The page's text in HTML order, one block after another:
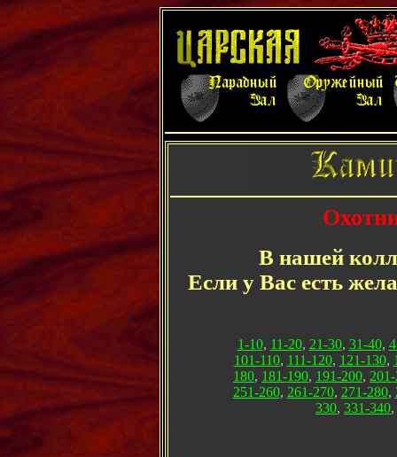
В нашей
Если у Вас есть
1-10, 11-20, 21-30, 31-40,
101-110, 111-120, 121-130,
180, 181-190, 191-200,
251-260, 261-270, 271-280,
330, 331-340,